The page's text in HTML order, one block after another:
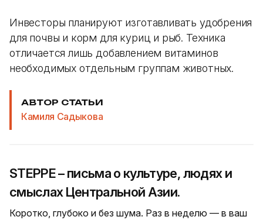
Инвесторы планируют изготавливать удобрения
для почвы и корм для куриц и рыб. Техника
отличается лишь добавлением витаминов
необходимых отдельным группам животных.
АВТОР СТАТЬИ
Камиля Садыкова
STEPPE – письма о культуре, людях и
смыслах Центральной Азии.
Коротко, глубоко и без шума. Раз в неделю — в ваш